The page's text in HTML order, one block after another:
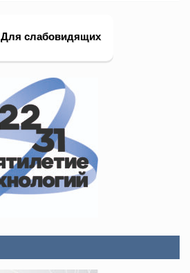
Для слабовидящих